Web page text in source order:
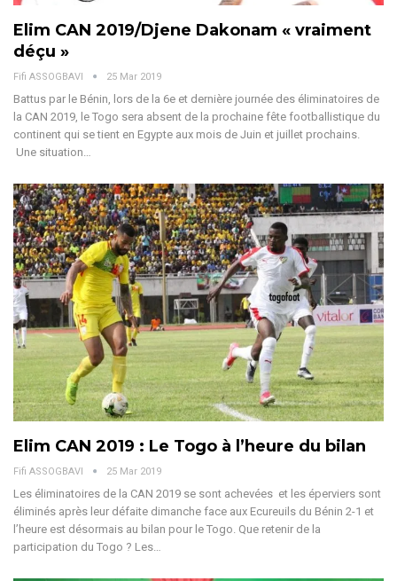
Elim CAN 2019/Djene Dakonam « vraiment
déçu »
Fifi ASSOGBAVI 25 Mar 2019
Battus par le Bénin, lors de la 6e et dernière journée des éliminatoires de
la CAN 2019, le Togo sera absent de la prochaine fête footballistique du
continent qui se tient en Egypte aux mois de Juin et juillet prochains.
Une situation…
Elim CAN 2019 : Le Togo à l’heure du bilan
Fifi ASSOGBAVI 25 Mar 2019
Les éliminatoires de la CAN 2019 se sont achevées et les éperviers sont
éliminés après leur défaite dimanche face aux Ecureuils du Bénin 2-1 et
l’heure est désormais au bilan pour le Togo. Que retenir de la
participation du Togo ? Les…